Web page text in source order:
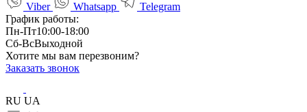
Viber
Whatsapp
Telegram
График работы:
Пн-Пт10:00-18:00
Сб-ВсВыходной
Хотите мы вам перезвоним?
Заказать звонок
RU UA